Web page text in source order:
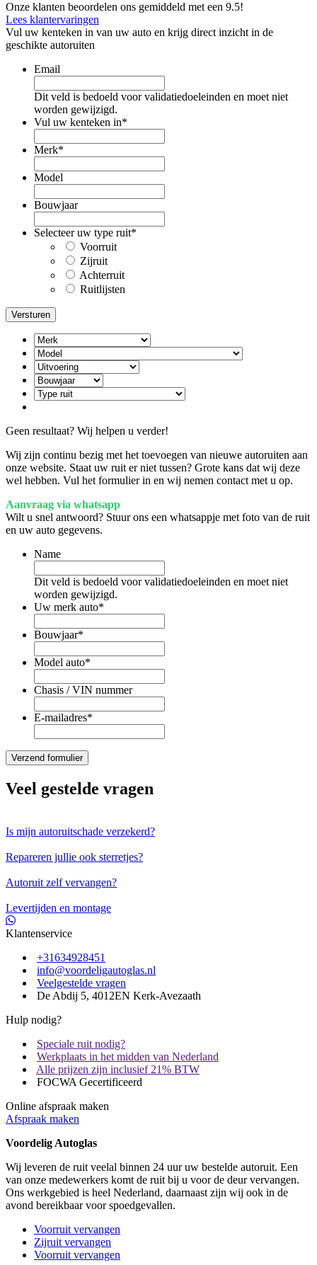
Onze klanten beoordelen ons gemiddeld met een 9.5!
Lees klantervaringen
Vul uw kenteken in van uw auto en krijg direct inzicht in de
geschikte autoruiten
Email
Dit veld is bedoeld voor validatiedoeleinden en moet niet
worden gewijzigd.
Vul uw kenteken in*
Merk*
Model
Bouwjaar
Selecteer uw type ruit*
Voorruit
Zijruit
Achterruit
Ruitlijsten
Geen resultaat? Wij helpen u verder!
Wij zijn continu bezig met het toevoegen van nieuwe autoruiten aan
onze website. Staat uw ruit er niet tussen? Grote kans dat wij deze
wel hebben. Vul het formulier in en wij nemen contact met u op.
Aanvraag via whatsapp
Wilt u snel antwoord? Stuur ons een whatsappje met foto van de ruit
en uw auto gegevens.
Name
Dit veld is bedoeld voor validatiedoeleinden en moet niet
worden gewijzigd.
Uw merk auto*
Bouwjaar*
Model auto*
Chasis / VIN nummer
E-mailadres*
Veel gestelde vragen
Is mijn autoruitschade verzekerd?
Repareren jullie ook sterretjes?
Autoruit zelf vervangen?
Levertijden en montage
Klantenservice
+31634928451
info@voordeligautoglas.nl
Veelgestelde vragen
De Abdij 5, 4012EN Kerk-Avezaath
Hulp nodig?
Speciale ruit nodig?
Werkplaats in het midden van Nederland
Alle prijzen zijn inclusief 21% BTW
FOCWA Gecertificeerd
Online afspraak maken
Afspraak maken
Voordelig Autoglas
Wij leveren de ruit veelal binnen 24 uur uw bestelde autoruit. Een
van onze medewerkers komt de ruit bij u voor de deur vervangen.
Ons werkgebied is heel Nederland, daarnaast zijn wij ook in de
avond bereikbaar voor spoedgevallen.
Voorruit vervangen
Zijruit vervangen
Voorruit vervangen